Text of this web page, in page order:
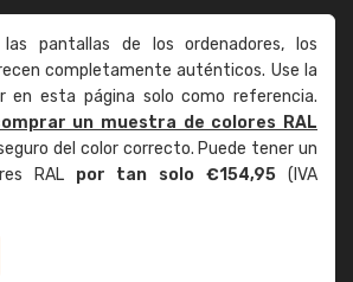
pantallas de los ordenadores, los
completamente auténticos. Use la
en esta página solo como referencia.
un muestra de colores RAL
del color correcto. Puede tener un
RAL por tan solo €154,95 (IVA